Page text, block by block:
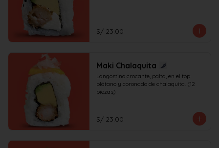
S/ 23.00
Maki Chalaquita
Langostino crocante, palta, en el top
plátano y coronado de chalaquita. (12
piezas)
S/ 23.00